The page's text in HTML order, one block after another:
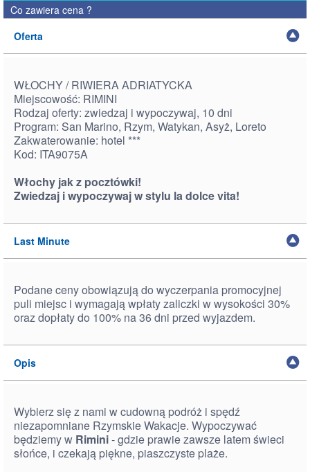
Co zawiera cena ?
Oferta
WŁOCHY / RIWIERA ADRIATYCKA
Miejscowość: RIMINI
Rodzaj oferty: zwiedzaj i wypoczywaj, 10 dni
Program: San Marino, Rzym, Watykan, Asyż, Loreto
Zakwaterowanie: hotel ***
Kod: ITA9075A
Włochy jak z pocztówki!
Zwiedzaj i wypoczywaj w stylu la dolce vita!
Last Minute
Podane ceny obowiązują do wyczerpania promocyjnej
puli miejsc i wymagają wpłaty zaliczki w wysokości 30%
oraz dopłaty do 100% na 36 dni przed wyjazdem.
Opis
Wybierz się z nami w cudowną podróż i spędź
niezapomniane Rzymskie Wakacje. Wypoczywać
będziemy w Rimini- gdzie prawie zawsze latem świeci
słońce, i czekają piękne, piaszczyste plaże.